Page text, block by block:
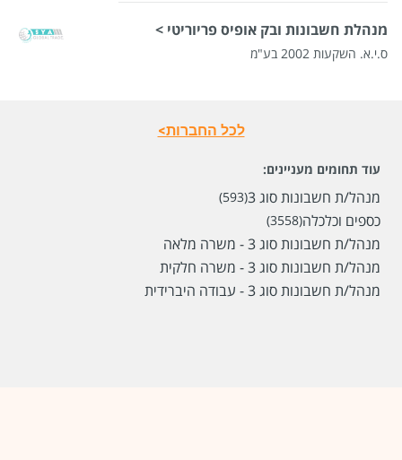
המעסיק לא סיפר לנו
מנהלת חשבונות ובק אופיס פריוריטי >
ס.י.א. השקעות 2002 בע"מ
לכל החברות>
עוד תחומים מעניינים:
מנהל/ת חשבונות סוג 3 (593)
כספים וכלכלה(3558)
מנהל/ת חשבונות סוג 3 - משרה מלאה
מנהל/ת חשבונות סוג 3 - משרה חלקית
מנהל/ת חשבונות סוג 3 - עבודה היברידית